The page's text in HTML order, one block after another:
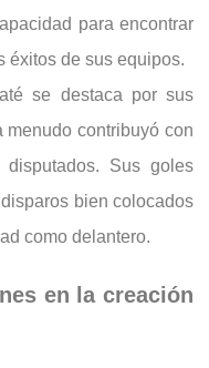
para encontrar
éxitos de sus equipos.
se destaca por sus
menudo contribuyó con
Sus goles
bien colocados
como delantero.
en la creación